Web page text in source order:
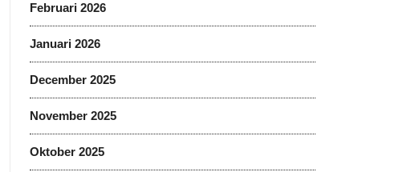
Februari 2026
Januari 2026
December 2025
November 2025
Oktober 2025